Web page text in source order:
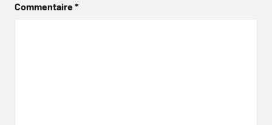
Commentaire*